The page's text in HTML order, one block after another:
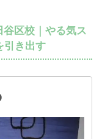
区校｜やる気ス
引き出す